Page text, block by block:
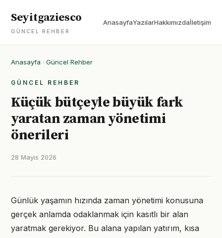
Seyitgaziesco
GÜNCEL REHBER
AnasayfaYazılarHakkımızdaİletişim
Anasayfa · Güncel Rehber
GÜNCEL REHBER
Küçük bütçeyle büyük fark
yaratan zaman yönetimi
önerileri
28 Mayıs 2026
Günlük yaşamın hızında zaman yönetimi konusuna
gerçek anlamda odaklanmak için kasıtlı bir alan
yaratmak gerekiyor. Bu alana yapılan yatırım, kısa